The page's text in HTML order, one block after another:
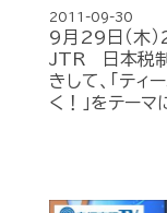
2011-09-30
9月29日（木）
JTR 日本税
きして、「ティ
く！」をテー